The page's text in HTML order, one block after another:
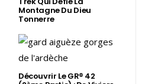
Montagne Du Dieu
Tonnerre
Découvrir Le GR® 42